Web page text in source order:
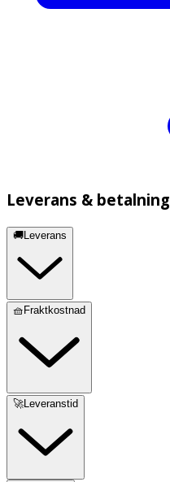
Leverans & betalning
🚚Leverans
🧺Fraktkostnad
🚀Leveranstid